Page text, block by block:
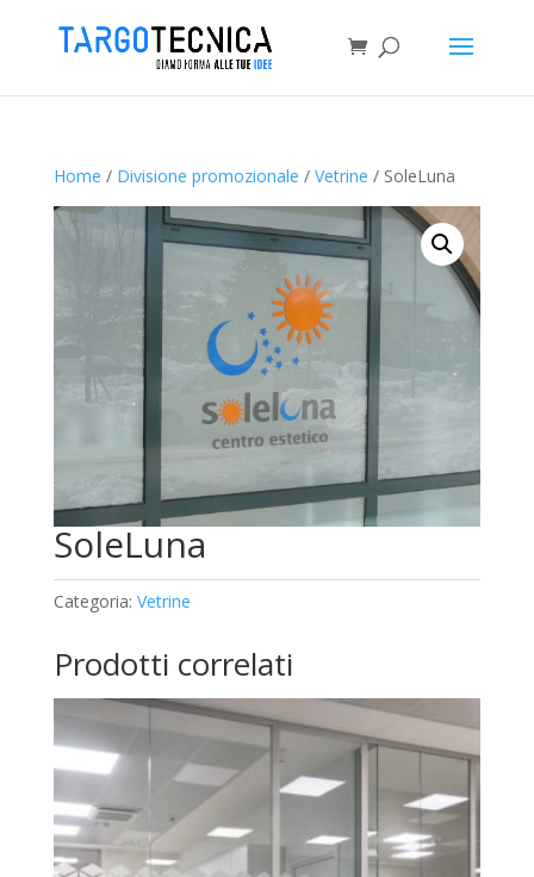
Home / Divisione promozionale / Vetrine / SoleLuna
SoleLuna
Categoria: Vetrine
Prodotti correlati